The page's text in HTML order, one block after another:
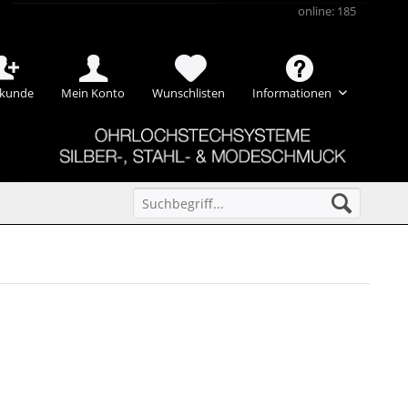
Mein Konto Wunschlisten Informationen
online: 185